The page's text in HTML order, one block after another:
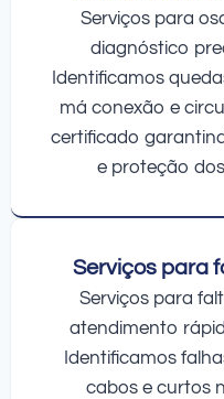
Serviços para
diagnóstico
Identificamos
má conexão e
certificado
e proteção
Serviços para
Serviços para
atendimento
Identificamos
cabos e curtos